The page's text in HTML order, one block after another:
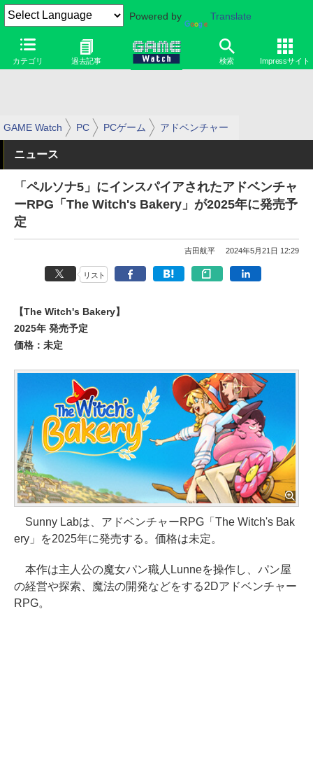
Powered by Translate
カテゴリ 過去記事 検索 Impressサイト
GAME Watch PC PCゲーム アドベンチャー
ニュース
「ペルソナ5」にインスパイアされたアドベンチャ
ーRPG「The Witch's Bakery」が2025年に発売予
定
吉田航平 2024年5月21日 12:29
リスト
【The Witch's Bakery】
2025年 発売予定
価格：未定
Sunny Labは、アドベンチャーRPG「The Witch's Bak
ery」を2025年に発売する。価格は未定。
本作は主人公の魔女パン職人Lunneを操作し、パン屋
の経営や探索、魔法の開発などをする2Dアドベンチャー
RPG。